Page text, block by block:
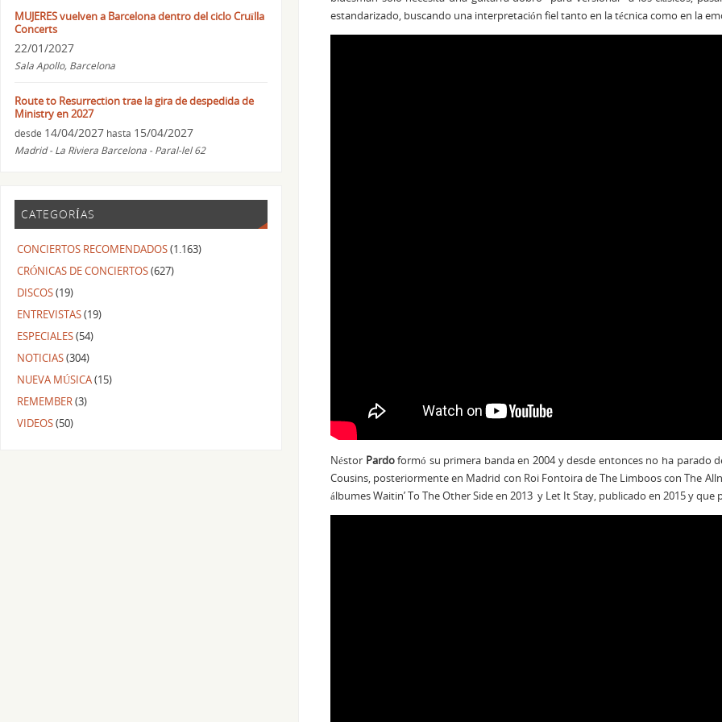
estandarizado, buscando una interpretación fiel tanto en la técnica como en la
Néstor Pardoformó su primera banda en 2004 y desde entonces no ha parado
Cousins, posteriormente en Madrid con Roi Fontoira de The Limboos con The
álbumes Waitin’ To The Other Side en 2013 y Let It Stay, publicado en 2015 y que
MUJERES vuelven a Barcelona dentro del ciclo Cruïlla
Concerts
22/01/2027
Sala Apollo, Barcelona
Route to Resurrection trae la gira de despedida de
Ministry en 2027
desde 14/04/2027 hasta 15/04/2027
Madrid - La Riviera Barcelona - Paral-lel 62
CATEGORÍAS
CONCIERTOS RECOMENDADOS(1.163)
CRÓNICAS DE CONCIERTOS(627)
DISCOS(19)
ENTREVISTAS(19)
ESPECIALES(54)
NOTICIAS(304)
NUEVA MÚSICA(15)
REMEMBER(3)
VIDEOS(50)